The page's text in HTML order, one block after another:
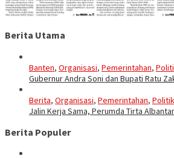
Berita Utama
Banten, Organisasi, Pemerintahan,
Gubernur Andra Soni dan Bupati Ratu
Berita, Organisasi, Pemerintahan, Politik
Jalin Kerja Sama, Perumda Tirta
Berita Populer